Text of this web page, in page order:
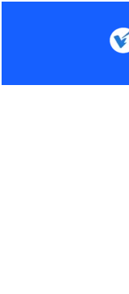
conteúdo